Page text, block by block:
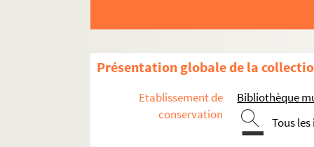
Présentation globale de la
Etablissement de
conservation
Bibliothèque
Tous
Ms Chiflet 175. Joannis Jacobi Chifletii
Ms Chiflet 177. Notes héraldiques relevées
Ms Chiflet 178. « Diaire des choses